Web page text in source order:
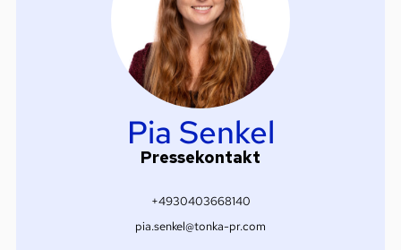
Pia Senkel
Pressekontakt
+4930403668140
pia.senkel@tonka-pr.com